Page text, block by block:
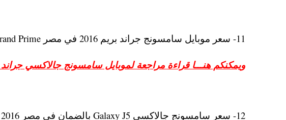
11- سعر موبايل سامسونج جراند بريم 2016 في مصر Galaxy Grand Prime حوالي 1400 جنيه بالضمان
ويمكنكم هنـــا قراءة مراجعة لموبايل سامسونج جالاكسي جراند
12- سعر سامسونج جالاكسي Galaxy J5 بالضمان في مصر 2016 حوالي 1800 جنيه.